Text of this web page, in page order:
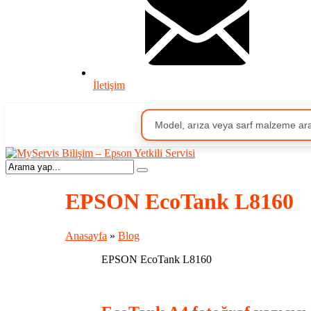
İletişim
EPSON EcoTank L8160
Anasayfa » Blog
EPSON EcoTank L8160